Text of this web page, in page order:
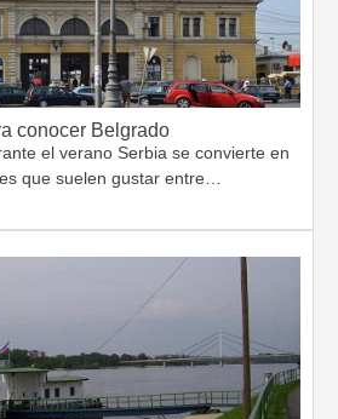
conocer Belgrado
el verano Serbia se convierte en
que suelen gustar entre…